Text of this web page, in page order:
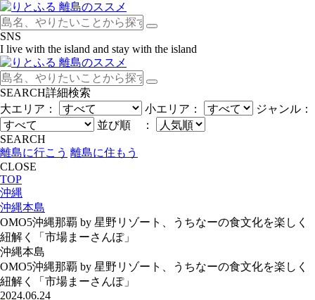
SNS
I live with the island and stay with the island
SEARCH詳細検索
大エリア：
小エリア：
ジャンル：
並び順 ：
SEARCH
離島に行こう 離島に住もう
CLOSE
TOP
沖縄
沖縄本島
OMO5沖縄那覇 by 星野リゾート、うちなーの食文化を楽しく
紐解く「市場まーさんぽ」
沖縄本島
OMO5沖縄那覇 by 星野リゾート、うちなーの食文化を楽しく
紐解く「市場まーさんぽ」
2024.06.24